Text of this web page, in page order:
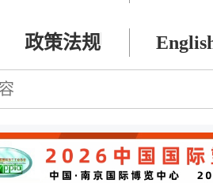
政策法规